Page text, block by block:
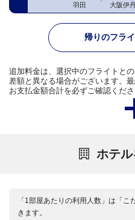
羽田 大阪伊
帰りのフラ
追加料金は、選択中のフライトと
差額と異なる場合がございます。
お支払金額合計を必ずご確認くださ
ホテ
「1部屋あたりの利用人数」は「
きます。